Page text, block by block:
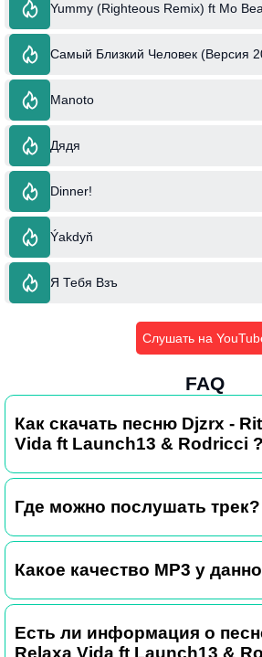
Yummy (Righteous Remix) ft Mo
Самый Близкий Человек (Версия
Manoto
Дядя
Dinner!
Ýakdyň
Я Тебя Взъ
Слушать на
FAQ
Как скачать песню Djzrx -
Vida ft Launch13 & Rodricci ?
Где можно послушать трек?
Какое качество MP3 у
Есть ли информация о
Relaxa Vida ft Launch13 &